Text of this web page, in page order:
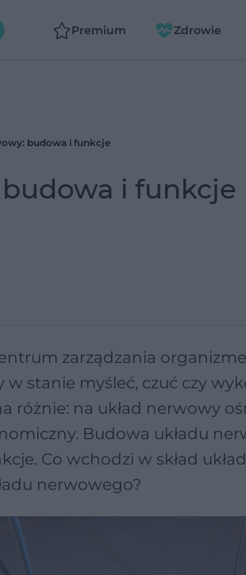
Premium Zdrowie
budowa i funkcje
i funkcje
zarządzania
stanie myśleć, czuć czy
różnie: na układ nerwowy
Budowa układu
Co wchodzi w skład
nerwowego?